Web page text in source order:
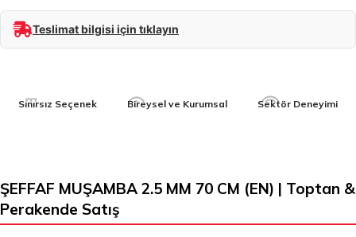
Teslimat bilgisi için tıklayın
Sınırsız Seçenek Bireysel ve Kurumsal Sektör Deneyimi
ŞEFFAF MUŞAMBA 2.5 MM 70 CM (EN) | Toptan &
Perakende Satış